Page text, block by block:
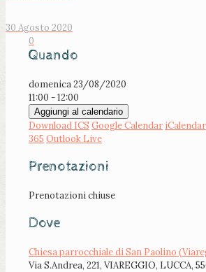
30 Agosto 2020
0
Quando
domenica 23/08/2020
11:00 - 12:00
Aggiungi al calendario
Download ICS Google Calendar iCalendar
365 Outlook Live
Prenotazioni
Prenotazioni chiuse
Dove
Chiesa parrocchiale di San Paolino
Via S.Andrea, 221, VIAREGGIO, LUCCA,